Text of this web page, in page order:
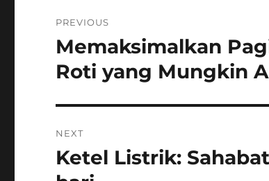
pos
PREVIOUS
Previous
post:
Memaksimalkan
Roti yang Mungkin
NEXT
Next
post:
Ketel Listrik: